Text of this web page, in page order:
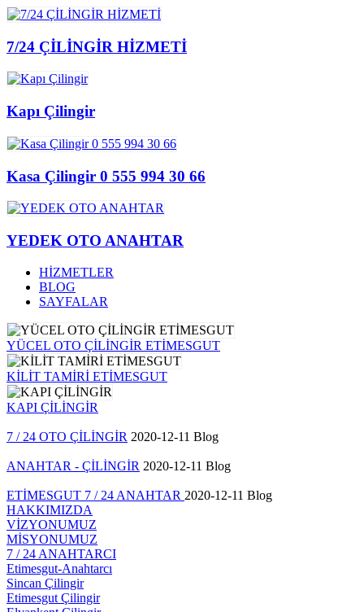
7/24 ÇİLİNGİR HİZMETİ
Kapı Çilingir
Kasa Çilingir 0 555 994 30 66
YEDEK OTO ANAHTAR
HİZMETLER
BLOG
SAYFALAR
YÜCEL OTO ÇİLİNGİR ETİMESGUT
KİLİT TAMİRİ ETİMESGUT
KAPI ÇİLİNGİR
7 / 24 OTO ÇİLİNGİR 2020-12-11 Blog
ANAHTAR - ÇİLİNGİR 2020-12-11 Blog
ETİMESGUT 7 / 24 ANAHTAR 2020-12-11 Blog
HAKKIMIZDA
VİZYONUMUZ
MİSYONUMUZ
7 / 24 ANAHTARCI
Etimesgut-Anahtarcı
Sincan Çilingir
Etimesgut Çilingir